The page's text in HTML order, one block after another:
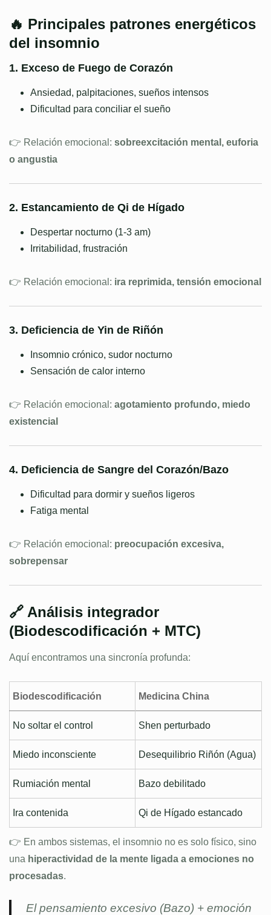
🔥 Principales patrones energéticos
del insomnio
1. Exceso de Fuego de Corazón
Ansiedad, palpitaciones, sueños intensos
Dificultad para conciliar el sueño
👉 Relación emocional: sobreexcitación mental, euforia
o angustia
2. Estancamiento de Qi de Hígado
Despertar nocturno (1-3 am)
Irritabilidad, frustración
👉 Relación emocional: ira reprimida, tensión emocional
3. Deficiencia de Yin de Riñón
Insomnio crónico, sudor nocturno
Sensación de calor interno
👉 Relación emocional: agotamiento profundo, miedo
existencial
4. Deficiencia de Sangre del Corazón/Bazo
Dificultad para dormir y sueños ligeros
Fatiga mental
👉 Relación emocional: preocupación excesiva,
sobrepensar
🔗 Análisis integrador
(Biodescodificación + MTC)
Aquí encontramos una sincronía profunda:
Biodescodificación Medicina China
No soltar el control Shen perturbado
Miedo inconsciente Desequilibrio Riñón (Agua)
Rumiación mental Bazo debilitado
Ira contenida Qi de Hígado estancado
👉 En ambos sistemas, el insomnio no es solo físico, sino
una hiperactividad de la mente ligada a emociones no
procesadas.
El pensamiento excesivo (Bazo) + emoción